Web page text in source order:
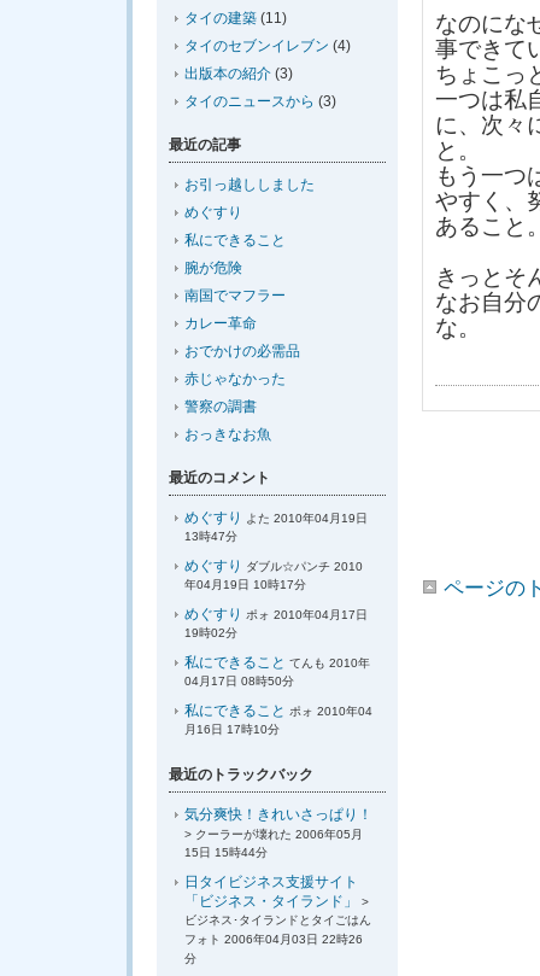
なのにな
事できて
ちょこっ
一つは私
に、次々
と。
もう一つ
やすく、
あること
きっとそ
なお自分
な。
ページの
タイの建築 (11)
タイのセブンイレブン (4)
出版本の紹介 (3)
タイのニュースから (3)
最近の記事
お引っ越ししました
めぐすり
私にできること
腕が危険
南国でマフラー
カレー革命
おでかけの必需品
赤じゃなかった
警察の調書
おっきなお魚
最近のコメント
めぐすり よた 2010年04月19日
13時47分
めぐすり
ダブル☆パンチ 2010
年04月19日 10時17分
めぐすり
ポォ 2010年04月17日
19時02分
私にできること てんも 2010年
04月17日 08時50分
私にできること ポォ 2010年04
月16日 17時10分
最近のトラックバック
気分爽快！きれいさっぱり！
> クーラーが壊れた 2006年05月
15日 15時44分
日タイビジネス支援サイト
「ビジネス・タイランド」
>
ビジネス･タイランドとタイごはん
フォト 2006年04月03日 22時26
分